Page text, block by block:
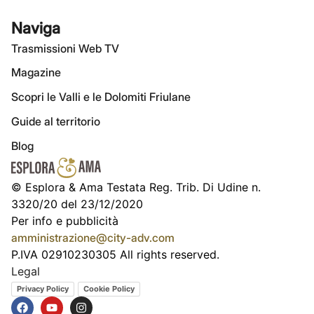
Naviga
Trasmissioni Web TV
Magazine
Scopri le Valli e le Dolomiti Friulane
Guide al territorio
Blog
© Esplora & Ama Testata Reg. Trib. Di Udine n.
3320/20 del 23/12/2020
Per info e pubblicità
amministrazione@city-adv.com
P.IVA 02910230305 All rights reserved.
Legal
Privacy Policy Cookie Policy